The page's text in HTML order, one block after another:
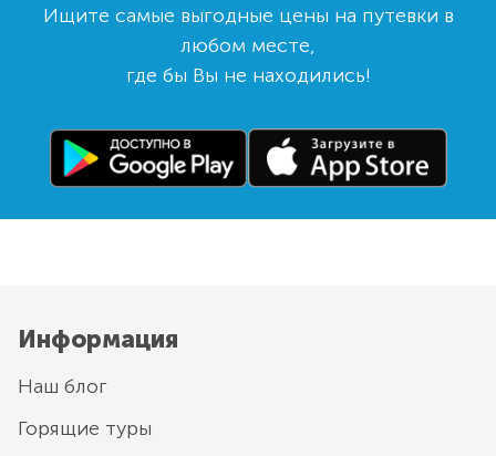
Ищите самые выгодные цены на путевки в
любом месте,
где бы Вы не находились!
Информация
Наш блог
Горящие туры